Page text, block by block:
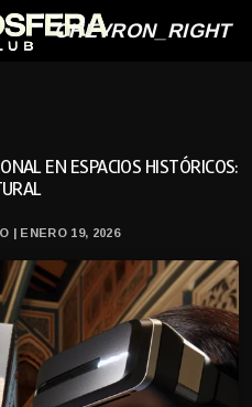
CHEVRON_RIGHT
EN ESPACIOS HISTÓRICOS:
| ENERO 19, 2026